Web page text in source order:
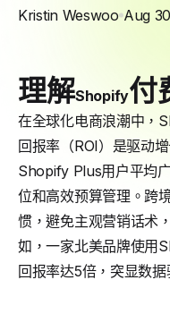
Kristin Weswoo Aug
理解Shopify付
在全球化电商浪潮中，
回报率（ROI）是驱动
Shopify Plus用户平均
位和高效预算管理。跨
惯，避免主观营销话术
如，一家北美品牌使用
回报率达5倍，突显数